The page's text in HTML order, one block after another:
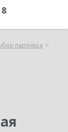
партнёра